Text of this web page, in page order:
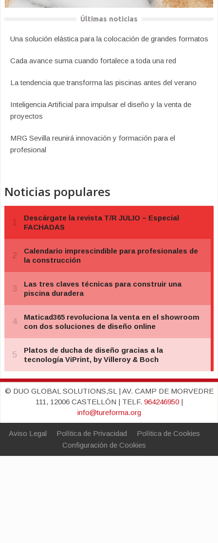
Últimas noticias
Una solución elástica para la colocación de grandes formatos
Cada avance suma cuando fortalece a toda una red
La tendencia que transforma las piscinas antes del verano
Inteligencia Artificial para impulsar el diseño y la venta de
proyectos
MRG Sevilla reunirá innovación y formación para el
profesional
Noticias populares
© DUO GLOBAL SOLUTIONS,SL | AV. CAMP DE MORVEDRE
111, 12006 CASTELLÓN | TELF. 964246950|
info@tureforma.org
Aviso Legal Política de Privacidad
Política de Cookies
Configuración de Cookies